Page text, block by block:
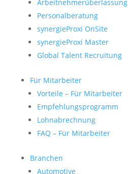
Arbeitnehmerüberlassung
Personalberatung
synergieProxi OnSite
synergieProxi Master
Global Talent Recruitung
Für Mitarbeiter
Vorteile – Für Mitarbeiter
Empfehlungsprogramm
Lohnabrechnung
FAQ – Für Mitarbeiter
Branchen
Automotive